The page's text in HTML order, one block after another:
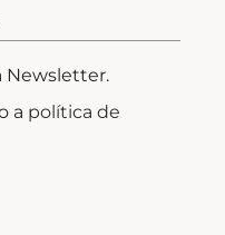
Newsletter.
a política de